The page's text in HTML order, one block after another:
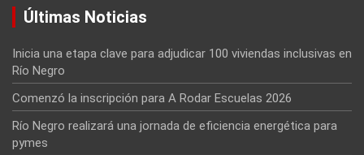
Últimas Noticias
Inicia una etapa clave para adjudicar 100 viviendas inclusivas en
Río Negro
Comenzó la inscripción para A Rodar Escuelas 2026
Río Negro realizará una jornada de eficiencia energética para
pymes